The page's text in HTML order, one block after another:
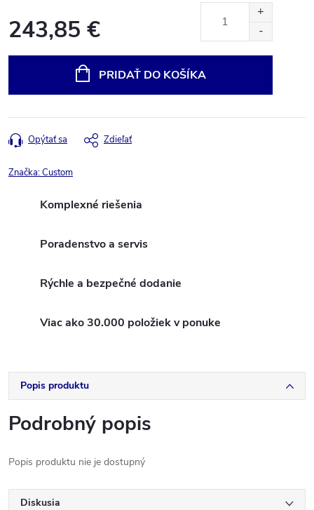
243,85 €
PRIDAŤ DO KOŠÍKA
Opýtať sa Zdieľať
Značka:Custom
Komplexné riešenia
Poradenstvo a servis
Rýchle a bezpečné dodanie
Viac ako 30.000 položiek v ponuke
Popis produktu
Podrobný popis
Popis produktu nie je dostupný
Diskusia